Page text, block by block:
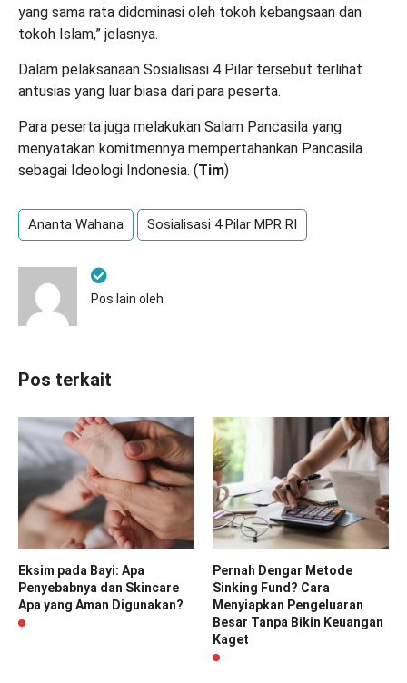
yang sama rata didominasi oleh tokoh kebangsaan dan
tokoh Islam,” jelasnya.
Dalam pelaksanaan Sosialisasi 4 Pilar tersebut terlihat
antusias yang luar biasa dari para peserta.
Para peserta juga melakukan Salam Pancasila yang
menyatakan komitmennya mempertahankan Pancasila
sebagai Ideologi Indonesia. (Tim)
Ananta Wahana Sosialisasi 4 Pilar MPR RI
Pos lain oleh
Pos terkait
Eksim pada Bayi: Apa
Penyebabnya dan Skincare
Apa yang Aman Digunakan?
Pernah Dengar Metode
Sinking Fund? Cara
Menyiapkan Pengeluaran
Besar Tanpa Bikin Keuangan
Kaget